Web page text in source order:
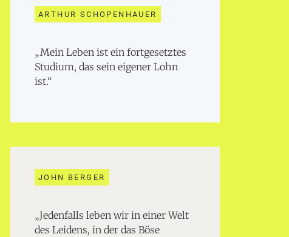
ARTHUR SCHOPENHAUER
„Mein Leben ist ein fortgesetztes
Studium, das sein eigener Lohn
ist.“
JOHN BERGER
„Jedenfalls leben wir in einer Welt
des Leidens, in der das Böse